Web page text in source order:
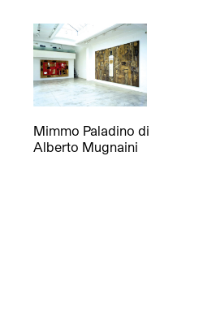
Mimmo Paladino di
Alberto Mugnaini